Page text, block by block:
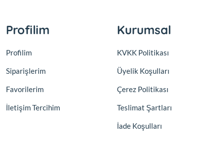
Profilim
Profilim
Siparişlerim
Favorilerim
İletişim Tercihim
Kurumsal
KVKK Politikası
Üyelik Koşulları
Çerez Politikası
Teslimat Şartları
İade Koşulları